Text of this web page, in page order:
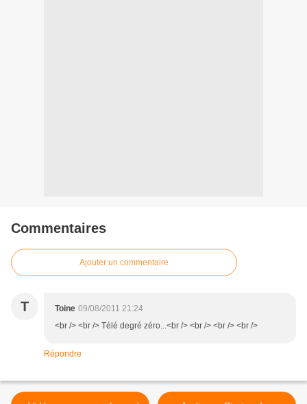
Commentaires
Ajouter un commentaire
T Toine 09/08/2011 21:24
<br /> <br /> Télé degré zéro...<br /> <br /> <br /> <br />
Répondre